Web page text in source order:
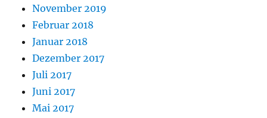
November 2019
Februar 2018
Januar 2018
Dezember 2017
Juli 2017
Juni 2017
Mai 2017